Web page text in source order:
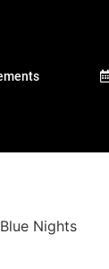
Nights